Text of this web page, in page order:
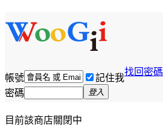
帳號 記住我
找回密碼
密碼 登入
目前該商店關閉中